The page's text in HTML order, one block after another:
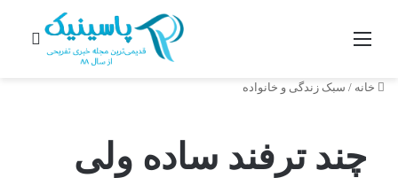
منو
خانه / سبک زندگی و خانواده
چند ترفند ساده ولی